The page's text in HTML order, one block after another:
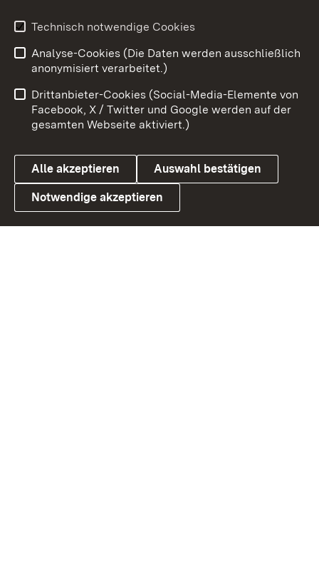
Youtube
Link zum Landesportal
Benutzungshinweise
Barrierefreiheit
Datenschutz
Cookies
Technisch notwendige Cookies
Analyse-Cookies (Die Daten werden ausschließlich
anonymisiert verarbeitet.)
Drittanbieter-Cookies (Social-Media-Elemente von
Facebook, X / Twitter und Google werden auf der
gesamten Webseite aktiviert.)
Alle akzeptieren Auswahl bestätigen
Notwendige akzeptieren